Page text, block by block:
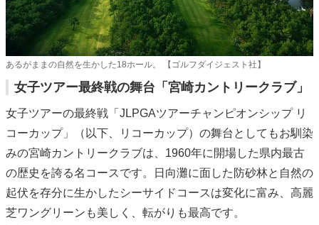
あるがままの自然を生かした18ホール。 【ゴルフダイジェスト社】
女子ツアー最終戦の舞台「宮崎カントリークラブ」
女子ツアーの最終戦「JLPGAツアーチャンピオンシップ リ
コーカップ」（以下、リコーカップ）の舞台としてもお馴染
みの宮崎カントリークラブは、1960年に開場した県内最古
の歴史を誇る名コースです。日向灘に面した防砂林と自然の
起伏を存分に生かしたシーサイドコースは変化に富み、高麗
芝ワングリーンも美しく、転がりも最高です。